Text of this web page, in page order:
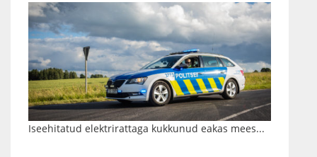
Iseehitatud elektrirattaga kukkunud eakas mees...